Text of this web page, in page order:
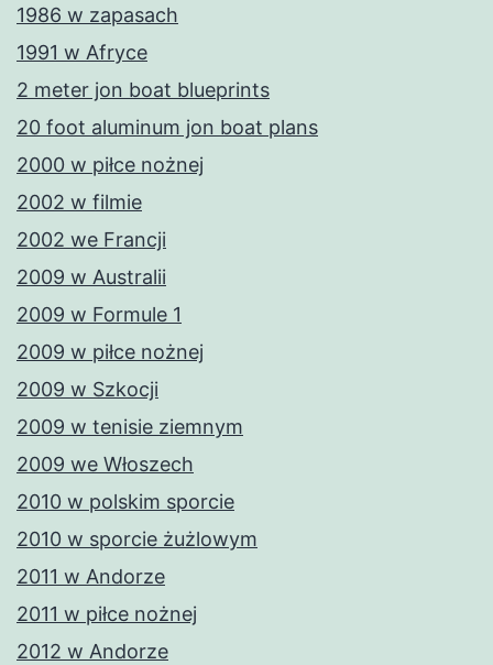
1986 w zapasach
1991 w Afryce
2 meter jon boat blueprints
20 foot aluminum jon boat plans
2000 w piłce nożnej
2002 w filmie
2002 we Francji
2009 w Australii
2009 w Formule 1
2009 w piłce nożnej
2009 w Szkocji
2009 w tenisie ziemnym
2009 we Włoszech
2010 w polskim sporcie
2010 w sporcie żużlowym
2011 w Andorze
2011 w piłce nożnej
2012 w Andorze